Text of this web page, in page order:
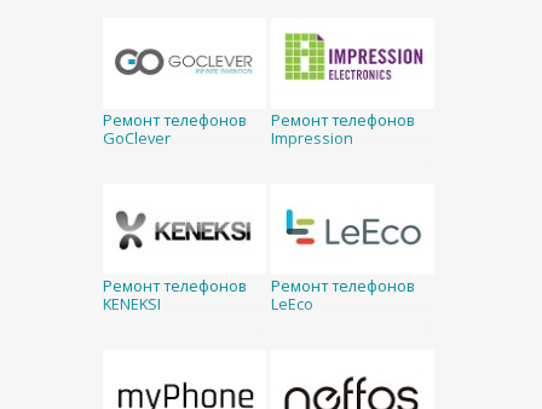
Ремонт телефонов
GoClever
Ремонт телефонов
Impression
Ремонт телефонов
KENEKSI
Ремонт телефонов
LeEco